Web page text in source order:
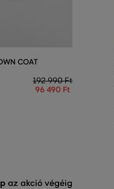
COAT
192 990 Ft
96 490 Ft
az akció végéig